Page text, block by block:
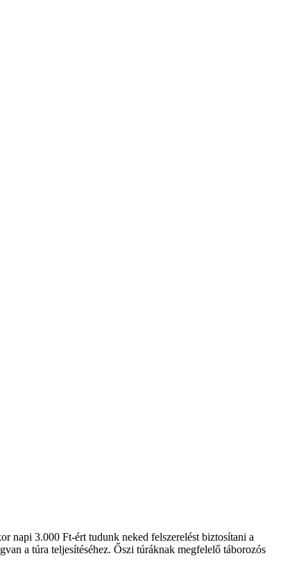
napi 3.000 Ft-ért tudunk neked felszerelést biztosítani a
a túra teljesítéséhez. Őszi túráknak megfelelő táborozós